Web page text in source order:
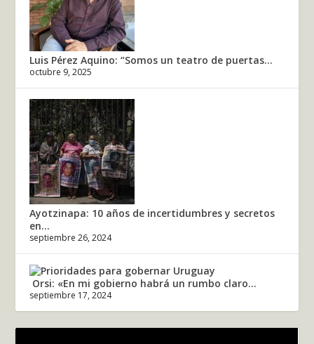
Luis Pérez Aquino: “Somos un teatro de puertas...
octubre 9, 2025
Ayotzinapa: 10 años de incertidumbres y secretos
en...
septiembre 26, 2024
Orsi: «En mi gobierno habrá un rumbo claro...
septiembre 17, 2024